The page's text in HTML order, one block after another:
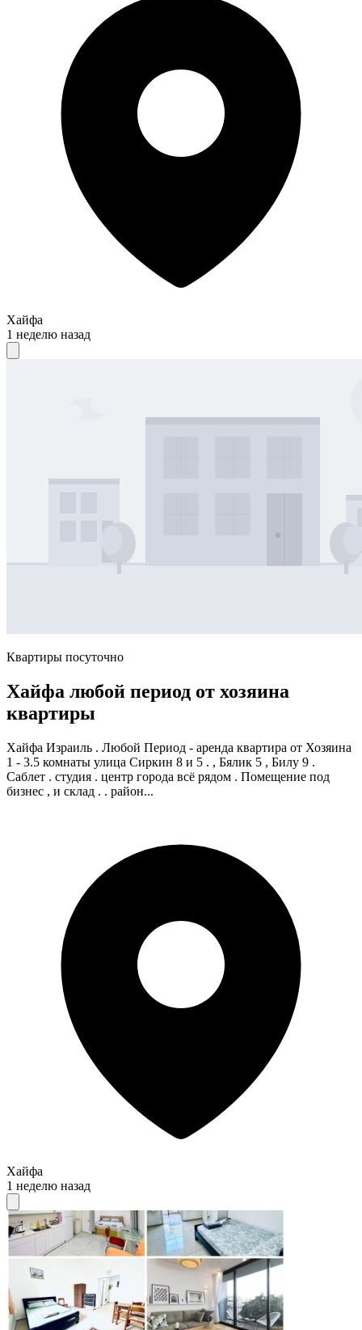
Хайфа
1 неделю назад
Квартиры посуточно
Хайфа любой период от хозяина
квартиры
Хайфа Израиль . Любой Период - аренда квартира от Хозяина
1 - 3.5 комнаты улица Сиркин 8 и 5 . , Бялик 5 , Билу 9 .
Саблет . студия . центр города всё рядом . Помещение под
бизнес , и склад . . район...
Хайфа
1 неделю назад